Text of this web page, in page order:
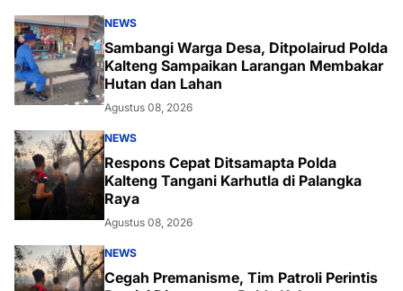
NEWS
Sambangi Warga Desa, Ditpolairud Polda
Kalteng Sampaikan Larangan Membakar
Hutan dan Lahan
Agustus 08, 2026
NEWS
Respons Cepat Ditsamapta Polda
Kalteng Tangani Karhutla di Palangka
Raya
Agustus 08, 2026
NEWS
Cegah Premanisme, Tim Patroli Perintis